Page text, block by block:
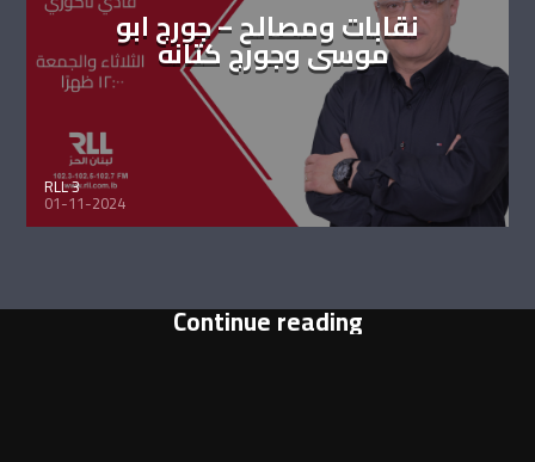
نقابات ومصالح – جورج ابو
موسى وجورج كتانه
RLL 3
01-11-2024
Continue reading